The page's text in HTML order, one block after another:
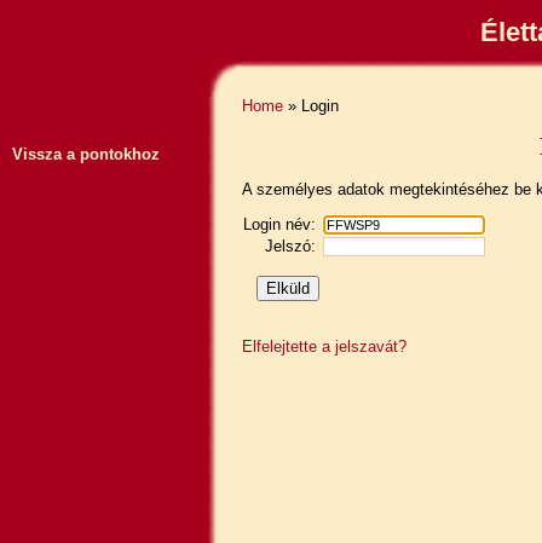
Vissza a pontokhoz
Home » Login
A személyes adatok megtekintéséhez be
Login név:
Jelszó:
Elfelejtette a jelszavát?